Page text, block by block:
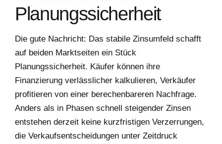
Planungssicherheit
Die gute Nachricht: Das stabile Zinsumfeld schafft
auf beiden Marktseiten ein Stück
Planungssicherheit. Käufer können ihre
Finanzierung verlässlicher kalkulieren, Verkäufer
profitieren von einer berechenbareren Nachfrage.
Anders als in Phasen schnell steigender Zinsen
entstehen derzeit keine kurzfristigen Verzerrungen,
die Verkaufsentscheidungen unter Zeitdruck